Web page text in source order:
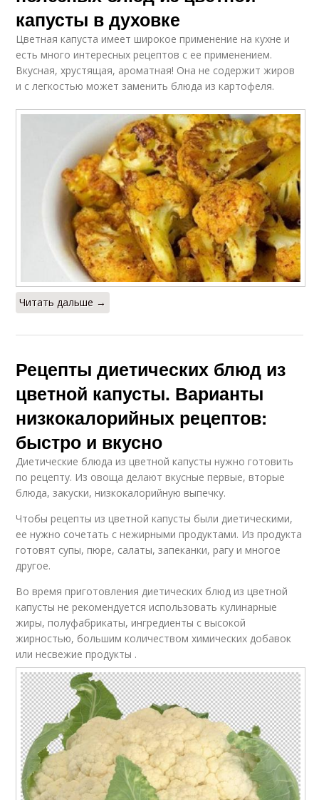
капусты в духовке
Цветная капуста имеет широкое применение на кухне и
есть много интересных рецептов с ее применением.
Вкусная, хрустящая, ароматная! Она не содержит жиров
и с легкостью может заменить блюда из картофеля.
Читать дальше →
Рецепты диетических блюд из
цветной капусты. Варианты
низкокалорийных рецептов:
быстро и вкусно
Диетические блюда из цветной капусты нужно готовить
по рецепту. Из овоща делают вкусные первые, вторые
блюда, закуски, низкокалорийную выпечку.
Чтобы рецепты из цветной капусты были диетическими,
ее нужно сочетать с нежирными продуктами. Из продукта
готовят супы, пюре, салаты, запеканки, рагу и многое
другое.
Во время приготовления диетических блюд из цветной
капусты не рекомендуется использовать кулинарные
жиры, полуфабрикаты, ингредиенты с высокой
жирностью, большим количеством химических добавок
или несвежие продукты .